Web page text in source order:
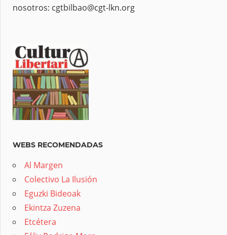
nosotros: cgtbilbao@cgt-lkn.org
WEBS RECOMENDADAS
Al Margen
Colectivo La Ilusión
Eguzki Bideoak
Ekintza Zuzena
Etcétera